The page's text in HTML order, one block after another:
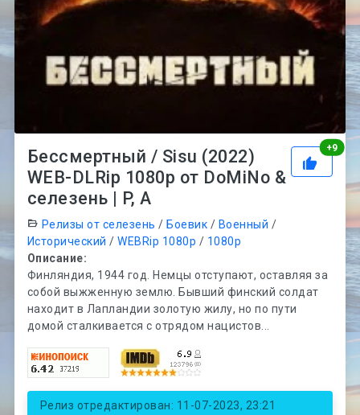
+9
Бессмертный / Sisu (2022)
WEB-DLRip 1080p от DoMiNo &
селезень | P, A
Релизы от селезень / Боевик / Военный /
Исторический /WEBRip 1080p / 1080p
Описание:
Финляндия, 1944 год. Немцы отступают, оставляя за
собой выжженную землю. Бывший финский солдат
находит в Лапландии золотую жилу, но по пути
домой сталкивается с отрядом нацистов...
Релиз отредактирован: 11-07-2023, 23:21